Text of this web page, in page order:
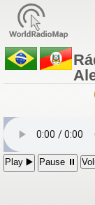
Play ▶️ Pause ⏸